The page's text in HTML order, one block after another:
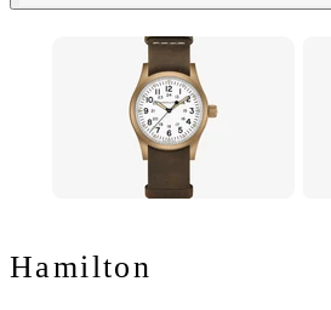
Hamilton